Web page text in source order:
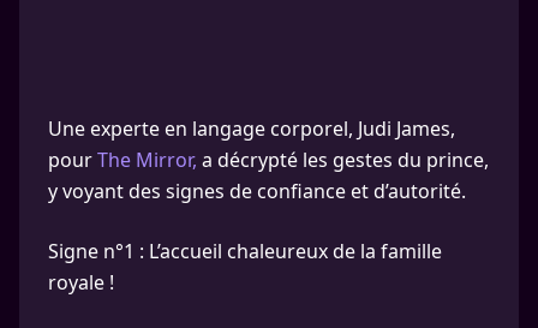
Une experte en langage corporel, Judi James,
pourThe Mirror, a décrypté les gestes du prince,
y voyant des signes de confiance et d’autorité.
Signe n°1 : L’accueil chaleureux de la famille
royale !